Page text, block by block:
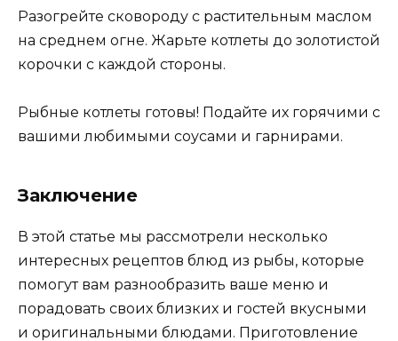
Разогрейте сковороду с растительным маслом
на среднем огне. Жарьте котлеты до золотистой
корочки с каждой стороны.
Рыбные котлеты готовы! Подайте их горячими с
вашими любимыми соусами и гарнирами.
Заключение
В этой статье мы рассмотрели несколько
интересных рецептов блюд из рыбы, которые
помогут вам разнообразить ваше меню и
порадовать своих близких и гостей вкусными
и оригинальными блюдами. Приготовление